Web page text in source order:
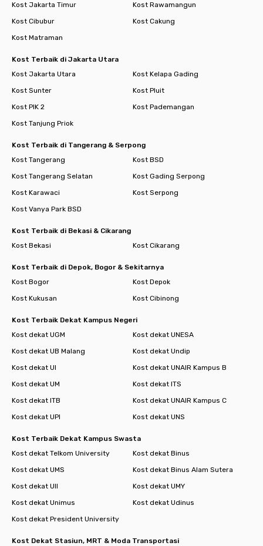
Kost Jakarta Timur
Kost Rawamangun
Kost Cibubur
Kost Cakung
Kost Matraman
Kost Terbaik di Jakarta Utara
Kost Jakarta Utara
Kost Kelapa Gading
Kost Sunter
Kost Pluit
Kost PIK 2
Kost Pademangan
Kost Tanjung Priok
Kost Terbaik di Tangerang & Serpong
Kost Tangerang
Kost BSD
Kost Tangerang Selatan
Kost Gading Serpong
Kost Karawaci
Kost Serpong
Kost Vanya Park BSD
Kost Terbaik di Bekasi & Cikarang
Kost Bekasi
Kost Cikarang
Kost Terbaik di Depok, Bogor & Sekitarnya
Kost Bogor
Kost Depok
Kost Kukusan
Kost Cibinong
Kost Terbaik Dekat Kampus Negeri
Kost dekat UGM
Kost dekat UNESA
Kost dekat UB Malang
Kost dekat Undip
Kost dekat UI
Kost dekat UNAIR Kampus B
Kost dekat UM
Kost dekat ITS
Kost dekat ITB
Kost dekat UNAIR Kampus C
Kost dekat UPI
Kost dekat UNS
Kost Terbaik Dekat Kampus Swasta
Kost dekat Telkom University
Kost dekat Binus
Kost dekat UMS
Kost dekat Binus Alam Sutera
Kost dekat UII
Kost dekat UMY
Kost dekat Unimus
Kost dekat Udinus
Kost dekat President University
Kost Dekat Stasiun, MRT & Moda Transportasi